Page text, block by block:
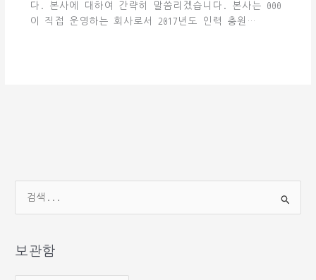
다. 본사에 대하여 간략히 말씀리겠습니다. 본사는 000
이 직접 운영하는 회사로서 2017년도 인력 충원…
상
보관함